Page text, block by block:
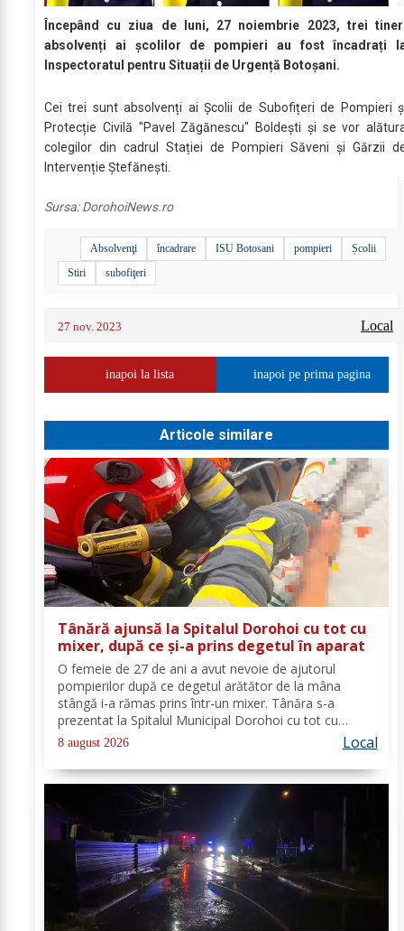
Începând cu ziua de luni, 27 noiembrie 2023, trei
absolvenți ai școlilor de pompieri au fost încadrați
Inspectoratul pentru Situații de Urgență Botoșani.
Cei trei sunt absolvenți ai Școlii de Subofițeri de Pompieri
Protecție Civilă "Pavel Zăgănescu" Boldești și se vor
colegilor din cadrul Stației de Pompieri Săveni și Gărzii
Intervenție Ștefănești.
Sursa:DorohoiNews.ro
Absolvenţi încadrare ISU Botosani pompieri
Școlii
Stiri
subofiţeri
27 nov. 2023 Local
inapoi la lista inapoi pe prima pagina
Articole similare
Tânără ajunsă la Spitalul Dorohoi cu tot cu
mixer, după ce și-a prins degetul în aparat
O femeie de 27 de ani a avut nevoie de ajutorul
pompierilor după ce degetul arătător de la mâna
stângă i-a rămas prins într-un mixer. Tânăra s-a
prezentat la Spitalul Municipal Dorohoi cu tot cu
aparatul electrocasnic, iar medicii au solicitat
intervenția salvatorilor. Pompierii din cadrul...
8 august 2026 Local